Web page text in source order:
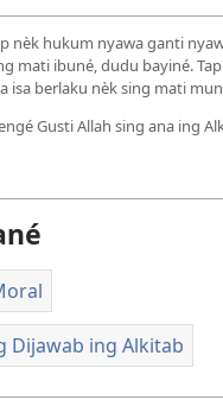
nèk hukum nyawa ganti
mati ibuné, dudu bayiné.
isa berlaku nèk sing mati
Gusti Allah sing ana ing
Dijawab ing Alkitab